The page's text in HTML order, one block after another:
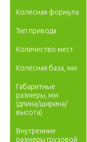
Колёсная формула
Тип привода
Количество мест
Колёсная база, мм
Габаритные
размеры, мм
(длина/ширина/
высота)
Внутренние
размеры грузовой